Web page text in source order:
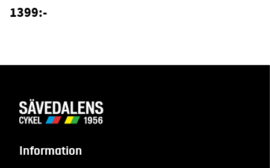
1399:-
Information